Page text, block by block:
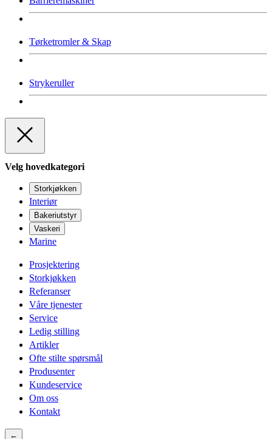
Tørketromler & Skap
Strykeruller
Velg hovedkategori
Storkjøkken
Interiør
Bakeriutstyr
Vaskeri
Marine
Prosjektering
Storkjøkken
Referanser
Våre tjenester
Service
Ledig stilling
Artikler
Ofte stilte spørsmål
Produsenter
Kundeservice
Om oss
Kontakt
←